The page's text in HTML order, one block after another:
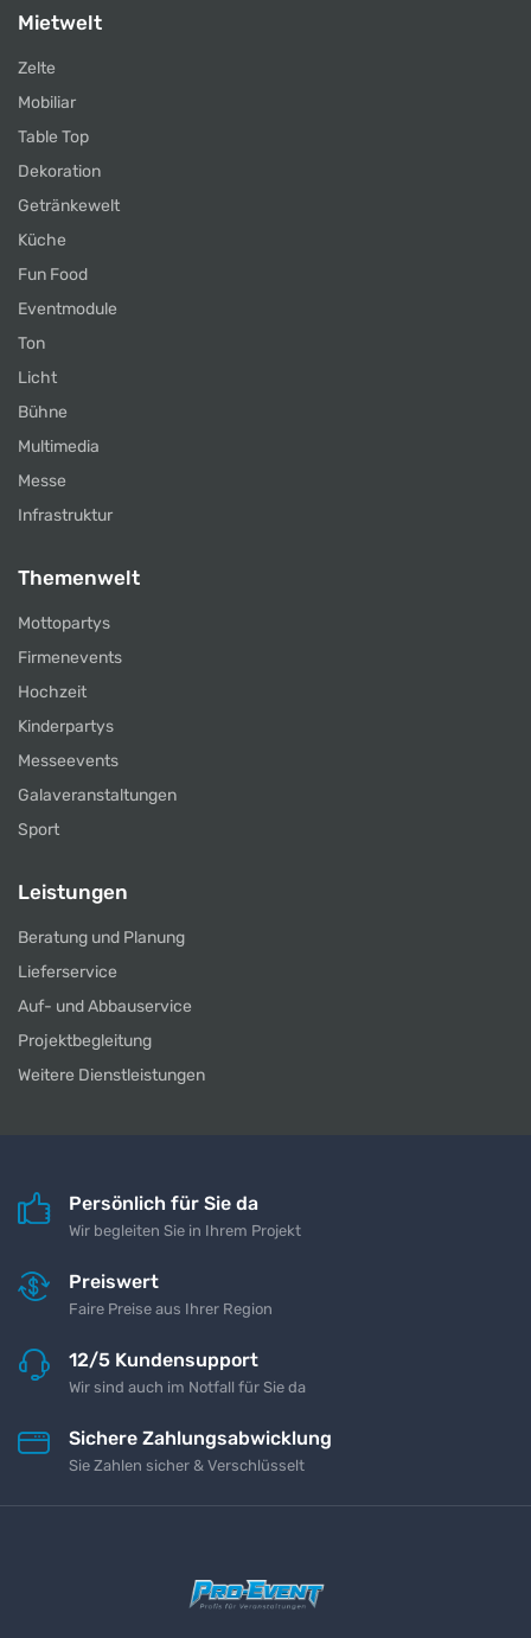
Mietwelt
Zelte
Mobiliar
Table Top
Dekoration
Getränkewelt
Küche
Fun Food
Eventmodule
Ton
Licht
Bühne
Multimedia
Messe
Infrastruktur
Themenwelt
Mottopartys
Firmenevents
Hochzeit
Kinderpartys
Messeevents
Galaveranstaltungen
Sport
Leistungen
Beratung und Planung
Lieferservice
Auf- und Abbauservice
Projektbegleitung
Weitere Dienstleistungen
Persönlich für Sie da
Wir begleiten Sie in Ihrem Projekt
Preiswert
Faire Preise aus Ihrer Region
12/5 Kundensupport
Wir sind auch im Notfall für Sie da
Sichere Zahlungsabwicklung
Sie Zahlen sicher & Verschlüsselt